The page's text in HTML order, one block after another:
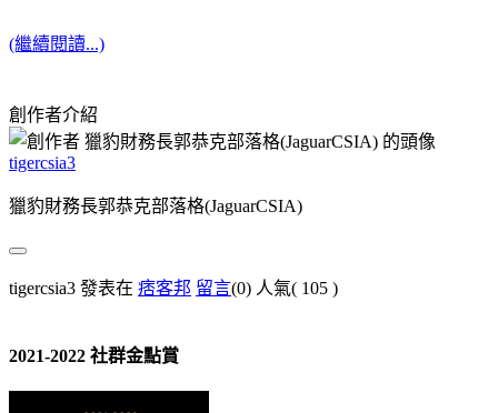
(繼續閱讀...)
創作者介紹
tigercsia3
獵豹財務長郭恭克部落格(JaguarCSIA)
tigercsia3 發表在 痞客邦 留言(0) 人氣( 105 )
2021-2022 社群金點賞